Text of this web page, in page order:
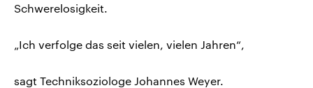
Schwerelosigkeit.
„Ich verfolge das seit vielen, vielen Jahren“,
sagt Techniksoziologe Johannes Weyer.